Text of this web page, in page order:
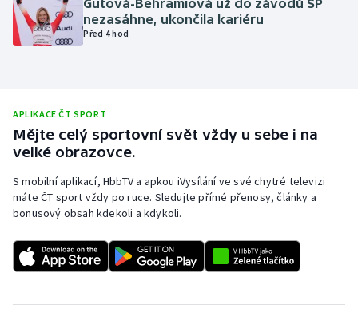
Plavání
Ragby
Rychlobruslení
Rychlostní kanoistika
Short track
Sportovní střelba
Gutová-Behramiová už do závodů SP
nezasáhne, ukončila kariéru
Před 4 hod
APLIKACE ČT SPORT
Mějte celý sportovní svět vždy u sebe i na
velké obrazovce.
S mobilní aplikací, HbbTV a apkou iVysílání ve své chytré televizi
máte ČT sport vždy po ruce. Sledujte přímé přenosy, články a
bonusový obsah kdekoli a kdykoli.